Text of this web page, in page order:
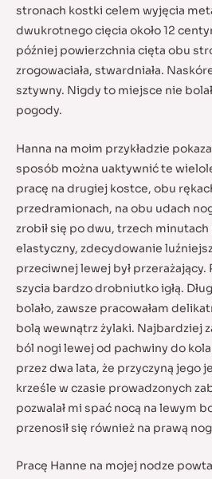
stronach kostki celem wyjęcia
dwukrotnego cięcia około 12
później powierzchnia cięta obu
zrogowaciała, stwardniała.
sztywny. Nigdy to miejsce nie
pogody.
Hanna na moim przykładzie
sposób można uaktywnić te
pracę na drugiej kostce, obu
przedramionach, na obu udach
zrobił się po dwu, trzech
elastyczny, zdecydowanie
przeciwnej lewej był przerażający.
szycia bardzo drobniutko igłą.
bolało, zawsze pracowałam
bolą wewnątrz żylaki. Najbardziej
ból nogi lewej od pachwiny do
przez dwa lata, że przyczyną jego
krześle w czasie prowadzonych
pozwalał mi spać nocą na lewym
przenosił się również na prawą
Pracę Hanne na mojej nodze